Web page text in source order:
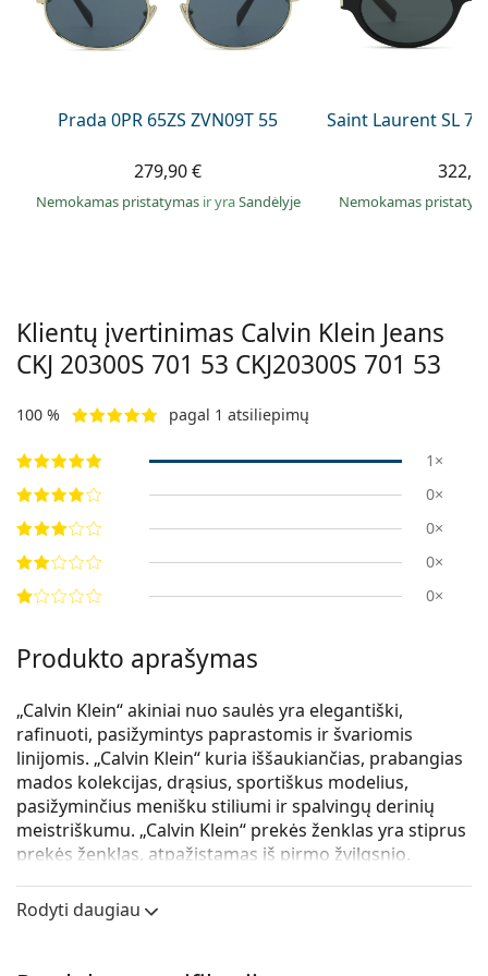
Persol
Prada
Prada 0PR 65ZS ZVN09T 55
279,90 €
Nemokamas pristatymas ir yraSandėlyje
Saint Laurent SL
Nemokamas
Klientų įvertinimas Calvin Klein Jeans
CKJ 20300S 701 53 CKJ20300S 701 53
100 % pagal 1 atsiliepimų
1×
0×
0×
0×
0×
Produkto aprašymas
„Calvin Klein“ akiniai nuo saulės yra elegantiški,
rafinuoti, pasižymintys paprastomis ir švariomis
linijomis. „Calvin Klein“ kuria iššaukiančias, prabangias
mados kolekcijas, drąsius, sportiškus modelius,
pasižyminčius menišku stiliumi ir spalvingų derinių
meistriškumu. „Calvin Klein“ prekės ženklas yra stiprus
prekės ženklas, atpažįstamas iš pirmo žvilgsnio.
Calvin Klein Jeans CKJ 20300S 701 53yra akiniai nuo
saulės moterims.
Rodyti daugiau